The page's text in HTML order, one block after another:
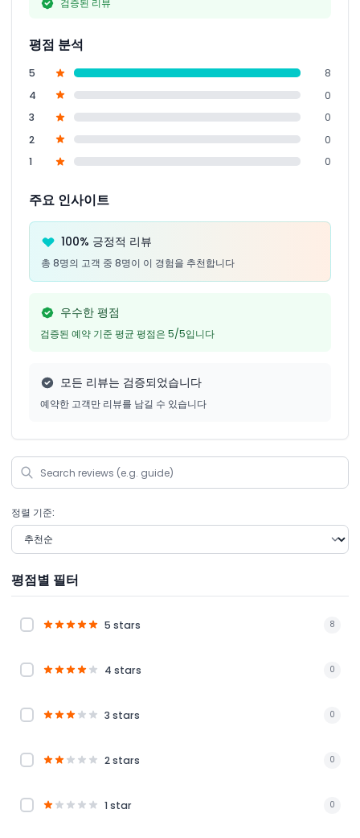
검증된 리뷰
평점 분석
5
8
4
0
3
0
2
0
1
0
주요 인사이트
100% 긍정적 리뷰
총 8명의 고객 중 8명이 이 경험을 추천합니다
우수한 평점
검증된 예약 기준 평균 평점은 5/5입니다
모든 리뷰는 검증되었습니다
예약한 고객만 리뷰를 남길 수 있습니다
정렬 기준:
평점별 필터
5 stars 8
4 stars 0
3 stars 0
2 stars 0
1 star 0